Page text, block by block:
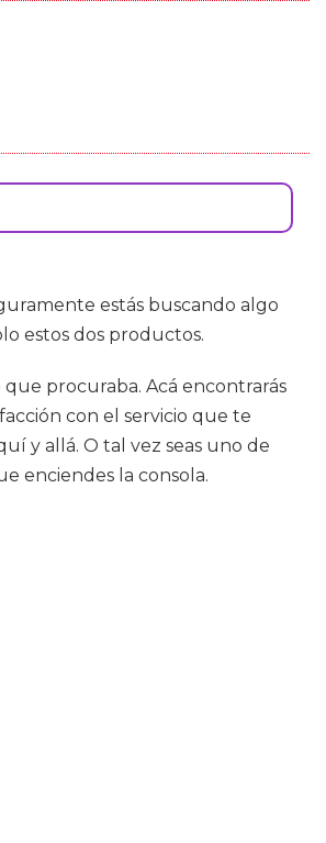
estás buscando algo
estos dos productos.
procuraba. Acá encontrarás
con el servicio que te
y allá. O tal vez seas uno de
enciendes la consola.